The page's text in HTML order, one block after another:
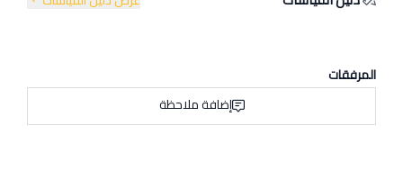
المرفقات
إضافة ملاحظة